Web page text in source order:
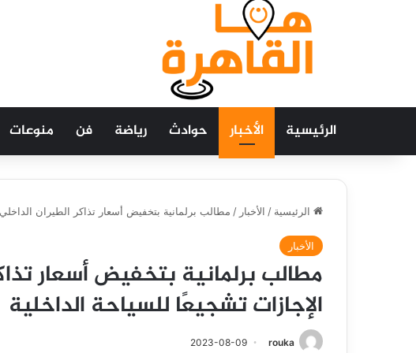
الرئيسية الأخبار حوادث رياضة فن منوعات
الرئيسية / الأخبار / مطالب برلمانية بتخفيض أسعار تذاكر الطيران
الأخبار
مطالب برلمانية بتخفيض أسعار
الإجازات تشجيعًا للسياحة الداخلية
rouka
2023-08-09